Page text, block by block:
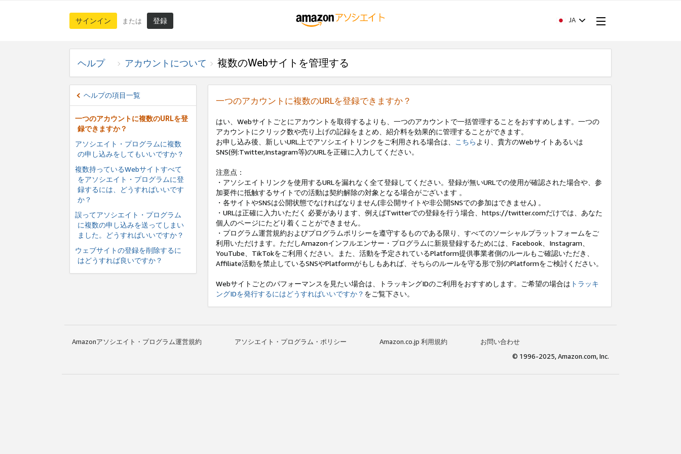
サインイン または 登録 JA
ヘルプ アカウントについて 複数のWebサイトを管理する
ヘルプの項目一覧
一つのアカウントに複数のURLを登
録できますか？
アソシエイト・プログラムに複数
の申し込みをしてもいいですか？
複数持っているWebサイトすべて
をアソシエイト・プログラムに登
録するには、どうすればいいです
か？
誤ってアソシエイト・プログラム
に複数の申し込みを送ってしまい
ました。どうすればいいですか？
ウェブサイトの登録を削除するに
はどうすれば良いですか？
一つのアカウントに複数のURLを登録できますか？
はい、Webサイトごとにアカウントを取得するよりも、一つのアカウントで一括管理することをおすすめします。一つの
アカウントにクリック数や売り上げの記録をまとめ、紹介料を効果的に管理することができます。
お申し込み後、新しいURL上でアソシエイトリンクをご利用される場合は、 こちら より、貴方のWebサイトあるいは
SNS(例:Twitter,Instagram等)のURLを正確に入力してください。
注意点：
・アソシエイトリンクを使用するURLを漏れなく全て登録してください。登録が無いURLでの使用が確認された場合や、参
加要件に抵触するサイトでの活動は契約解除の対象となる場合がございます 。
・各サイトやSNSは公開状態でなければなりません(非公開サイトや非公開SNSでの参加はできません) 。
・URLは正確に入力いただく 必要があります、例えばTwitterでの登録を行う場合、https://twitter.comだけでは、あなた
個人のページにたどり着くことができません。
・プログラム運営規約およびプログラムポリシーを遵守するものである限り、すべてのソーシャルプラットフォームをご
利用いただけます。ただしAmazonインフルエンサー・プログラムに新規登録するためには、Facebook、Instagram、
YouTube、TikTokをご利用ください。また、活動を予定されているPlatform提供事業者側のルールもご確認いただき、
Affiliate活動を禁止しているSNSやPlatformがもしもあれば、そちらのルールを守る形で別のPlatformをご検討ください。
Webサイトごとのパフォーマンスを見たい場合は、トラッキングIDのご利用をおすすめします。ご希望の場合は トラッキ
ングIDを発行するにはどうすればいいですか？ をご覧下さい。
Amazonアソシエイト・プログラム運営規約 アソシエイト・プログラム・ポリシー Amazon.co.jp 利用規約
お問い合わせ
© 1996-2025, Amazon.com, Inc.